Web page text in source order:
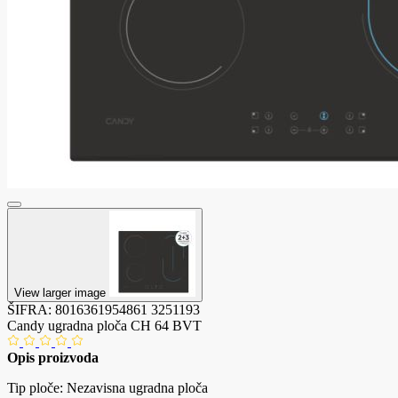
View larger image
ŠIFRA: 8016361954861 3251193
Candy ugradna ploča CH 64 BVT
Opis proizvoda
Tip ploče: Nezavisna ugradna ploča